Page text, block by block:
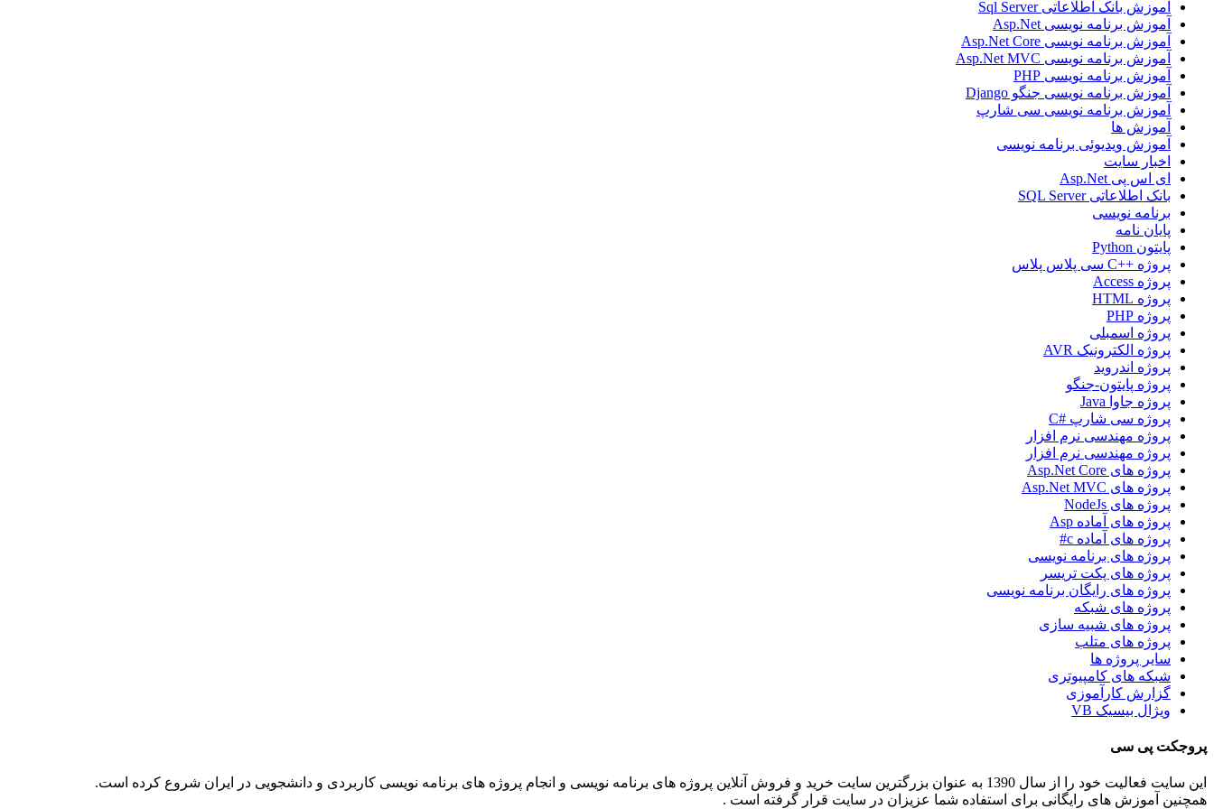
آموزش بانک اطلاعاتی Sql Server
آموزش برنامه نویسی Asp.Net
آموزش برنامه نویسی Asp.Net Core
آموزش برنامه نویسی Asp.Net MVC
آموزش برنامه نویسی PHP
آموزش برنامه نویسی جنگو Django
آموزش برنامه نویسی سی شارپ
آموزش ها
آموزش ویدیوئی برنامه نویسی
اخبار سایت
ای اس پی Asp.Net
بانک اطلاعاتی SQL Server
برنامه نویسی
پایان نامه
پایتون Python
پروژه ++C سی پلاس پلاس
پروژه Access
پروژه HTML
پروژه PHP
پروژه اسمبلی
پروژه الکترونیک AVR
پروژه اندروید
پروژه پایتون-جنگو
پروژه جاوا Java
پروژه سی شارپ #C
پروژه مهندسی نرم افزار
پروژه مهندسی نرم افزار
پروژه های Asp.Net Core
پروژه های Asp.Net MVC
پروژه های NodeJs
پروژه های آماده Asp
پروژه های آماده c#
پروژه های برنامه نویسی
پروژه های پکت تریسر
پروژه های رایگان برنامه نویسی
پروژه های شبکه
پروژه های شبیه سازی
پروژه های متلب
سایر پروژه ها
شبکه های کامپیوتری
گزارش کارآموزی
ویژال بیسیک VB
پروجکت پی سی
این سایت فعالیت خود را از سال 1390 به عنوان بزرگترین سایت خرید و فروش آنلاین پروژه های برنامه نویسی و انجام پروژه های برنامه نویسی کاربردی و دانشجویی در ایران شروع کرده است.
همچنین آموزش های رایگانی برای استفاده شما عزیزان در سایت قرار گرفته است .